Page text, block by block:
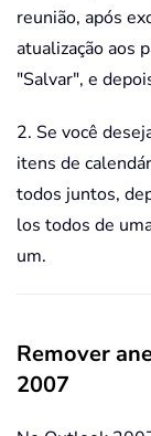
reunião, após
atualização aos
"Salvar", e
2. Se você
itens de
todos juntos,
los todos de
um.
Remover
2007